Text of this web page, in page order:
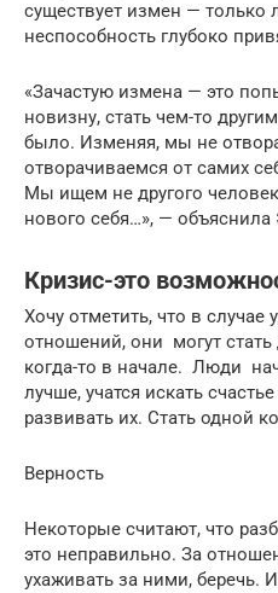
существует измен — только
неспособность глубоко
«Зачастую измена — это
новизну, стать чем-то
было. Изменяя, мы не
отворачиваемся от самих
Мы ищем не другого
нового себя…», — объяснила
Кризис-это
Хочу отметить, что в случае
отношений, они могут
когда-то в начале. Люди
лучше, учатся искать
развивать их. Стать одной
Верность
Некоторые считают, что
это неправильно. За
ухаживать за ними, беречь.